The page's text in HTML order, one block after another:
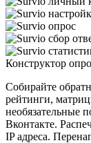
Конструктор
Собирайте
рейтинги,
необязательные
Вконтакте.
IP адреса.